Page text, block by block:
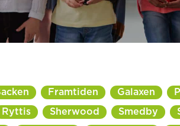
Framtiden Galaxen
Ryttis Sherwood Smedby